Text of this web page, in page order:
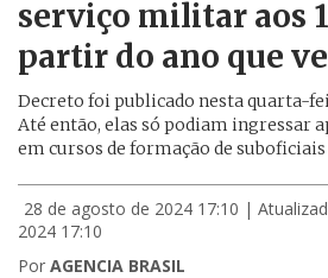
serviço militar aos
partir do ano que
Decreto foi publicado nesta quarta-
Até então, elas só podiam ingressar
em cursos de formação de
28 de agosto de 2024 17:10 |
2024 17:10
Por AGENCIA BRASIL